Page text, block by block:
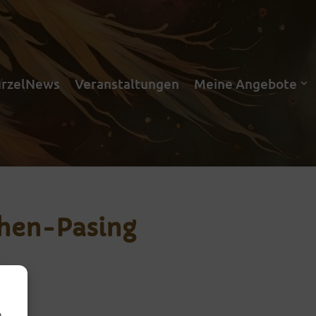
Veranstaltungen Meine Angebote
Pasing